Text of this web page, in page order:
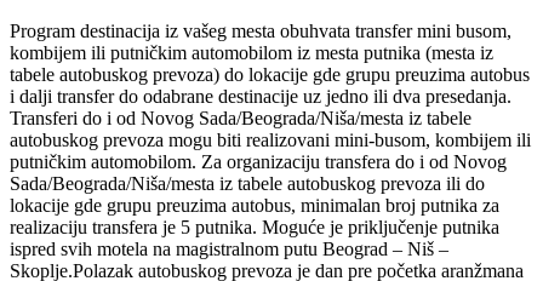
Program destinacija iz vašeg mesta obuhvata transfer mini busom,
kombijem ili putničkim automobilom iz mesta putnika (mesta iz
tabele autobuskog prevoza) do lokacije gde grupu preuzima autobus
i dalji transfer do odabrane destinacije uz jedno ili dva presedanja.
Transferi do i od Novog Sada/Beograda/Niša/mesta iz tabele
autobuskog prevoza mogu biti realizovani mini-busom, kombijem ili
putničkim automobilom. Za organizaciju transfera do i od Novog
Sada/Beograda/Niša/mesta iz tabele autobuskog prevoza ili do
lokacije gde grupu preuzima autobus, minimalan broj putnika za
realizaciju transfera je 5 putnika. Moguće je priključenje putnika
ispred svih motela na magistralnom putu Beograd – Niš –
Skoplje.Polazak autobuskog prevoza je dan pre početka aranžmana